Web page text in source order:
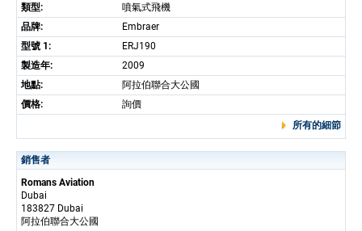
類型:
噴氣式飛機
品牌:
Embraer
型號 1:
ERJ190
製造年:
2009
地點:
阿拉伯聯合大公國
價格:
詢價
所有的細節
銷售者
Romans Aviation
Dubai
183827 Dubai
阿拉伯聯合大公國